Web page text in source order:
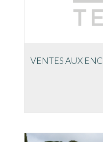
VENTES AUX